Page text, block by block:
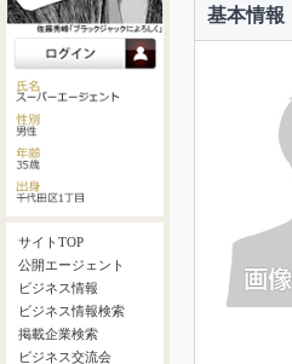
サイトTOP
公開エージェント
ビジネス情報
ビジネス情報検索
掲載企業検索
ビジネス交流会
基本情報